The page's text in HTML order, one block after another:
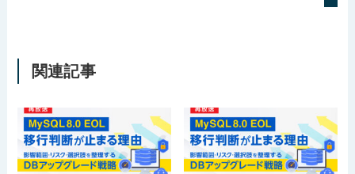
関連記事